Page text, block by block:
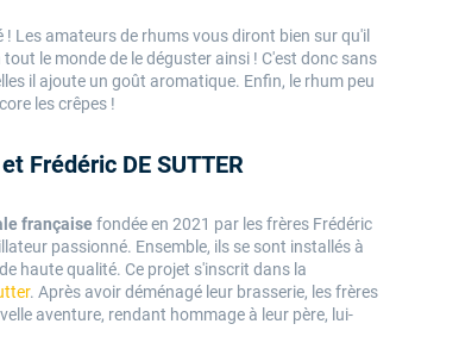
Les amateurs de rhums vous diront bien sur qu'il
le monde de le déguster ainsi ! C'est donc sans
il ajoute un goût aromatique. Enfin, le rhum peu
les crêpes !
Frédéric DE SUTTER
française fondée en 2021 par les frères Frédéric
passionné. Ensemble, ils se sont installés à
haute qualité. Ce projet s'inscrit dans la
. Après avoir déménagé leur brasserie, les frères
aventure, rendant hommage à leur père, lui-